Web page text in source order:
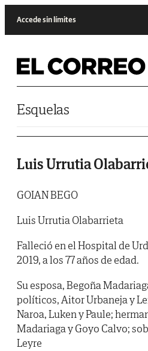
Accede sin límites
Esquelas
Luis Urrutia
GOIAN BEGO
Luis Urrutia Olabarrieta
Falleció en el Hospital de
2019, a los 77 años de edad.
Su esposa, Begoña
políticos, Aitor Urbaneja y
Naroa, Luken y Paule;
Madariaga y Goyo Calvo;
Leyre